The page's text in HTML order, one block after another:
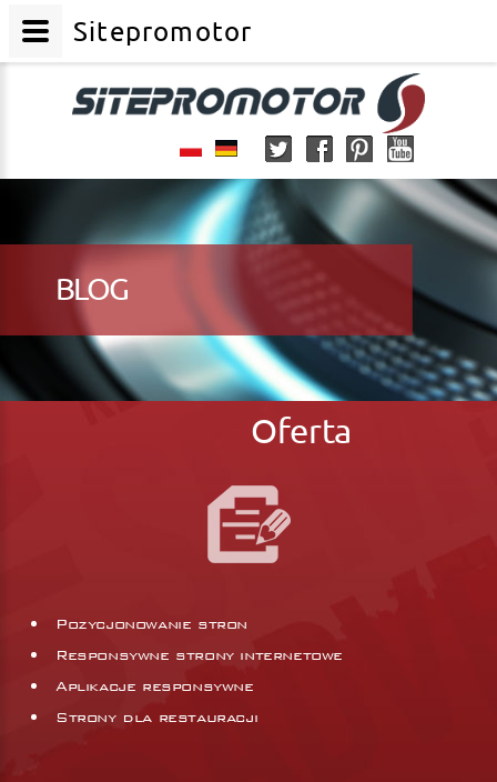
BLOG
Oferta
Pozycjonowanie stron
Responsywne strony internetowe
Aplikacje responsywne
Strony dla restauracji
Sitepromotor